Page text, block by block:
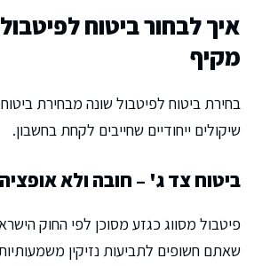
איך לבחור ביטוח
מקיף
בחירת ביטוח לפיטבול שונה מבחירת
שיקולים ייחודיים שחייבים לקחת בחשבון.
ביטוח צד ג' – חובה ולא אופציה
פיטבול מסווג כגזע מסוכן לפי החוק
שאתם חשופים לתביעות נזיקין